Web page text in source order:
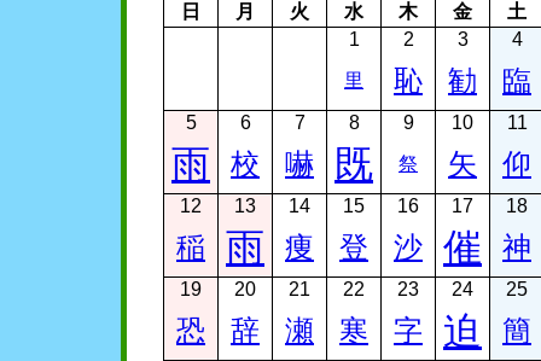
日 月 火 水 木 金
土
1
里
2
恥
3
勧
4
臨
5
雨
6
校
7
嚇
8
既
9
祭
10
矢
11
仰
12
稲
13
雨
14
痩
15
登
16
沙
17
催
18
神
19
恐
20
辞
21
瀬
22
寒
23
字
24
迫
25
簡